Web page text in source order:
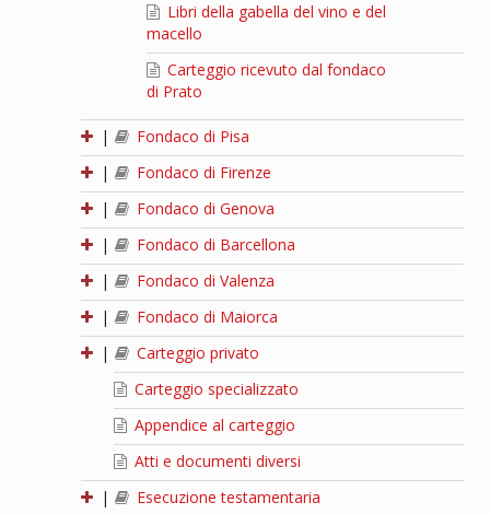
Libri della gabella del vino e del
macello
Carteggio ricevuto dal fondaco
di Prato
|
Fondaco di Pisa
|
Fondaco di Firenze
|
Fondaco di Genova
|
Fondaco di Barcellona
|
Fondaco di Valenza
|
Fondaco di Maiorca
|
Carteggio privato
Carteggio specializzato
Appendice al carteggio
Atti e documenti diversi
|
Esecuzione testamentaria